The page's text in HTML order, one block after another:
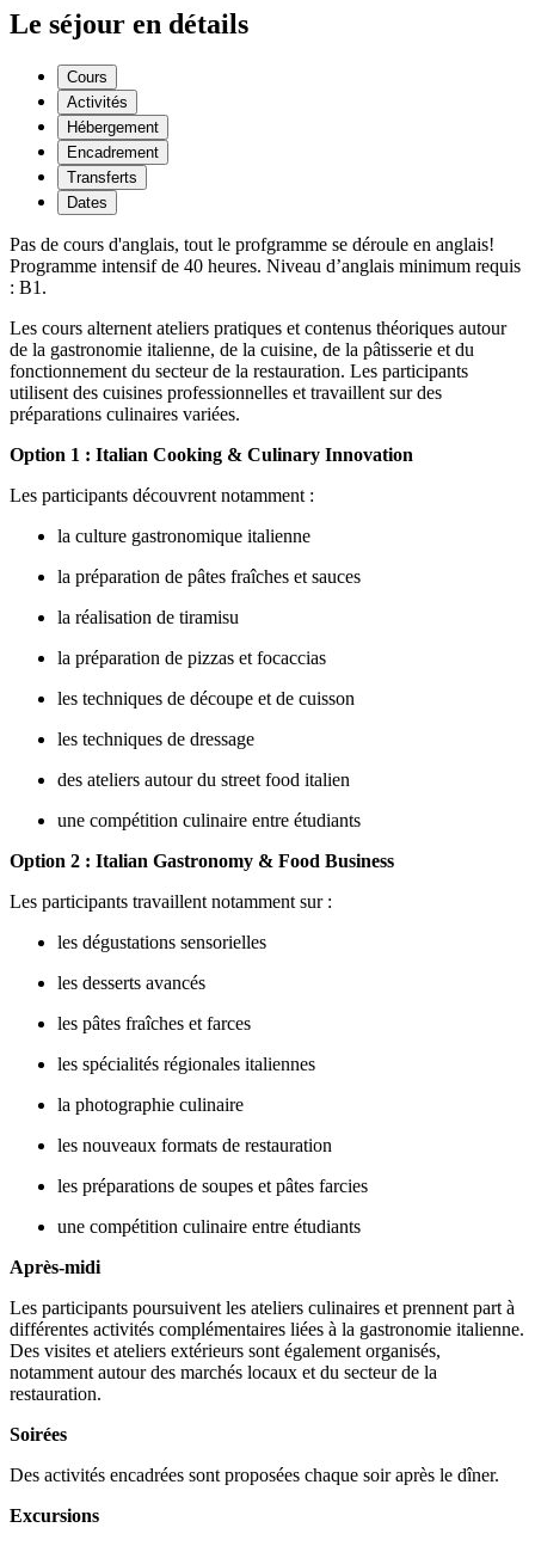
Le séjour en détails
Cours
Activités
Hébergement
Encadrement
Transferts
Dates
Pas de cours d'anglais, tout le profgramme se déroule en anglais!
Programme intensif de 40 heures. Niveau d’anglais minimum requis
: B1.
Les cours alternent ateliers pratiques et contenus théoriques autour
de la gastronomie italienne, de la cuisine, de la pâtisserie et du
fonctionnement du secteur de la restauration. Les participants
utilisent des cuisines professionnelles et travaillent sur des
préparations culinaires variées.
Option 1 : Italian Cooking & Culinary Innovation
Les participants découvrent notamment :
la culture gastronomique italienne
la préparation de pâtes fraîches et sauces
la réalisation de tiramisu
la préparation de pizzas et focaccias
les techniques de découpe et de cuisson
les techniques de dressage
des ateliers autour du street food italien
une compétition culinaire entre étudiants
Option 2 : Italian Gastronomy & Food Business
Les participants travaillent notamment sur :
les dégustations sensorielles
les desserts avancés
les pâtes fraîches et farces
les spécialités régionales italiennes
la photographie culinaire
les nouveaux formats de restauration
les préparations de soupes et pâtes farcies
une compétition culinaire entre étudiants
Après-midi
Les participants poursuivent les ateliers culinaires et prennent part à
différentes activités complémentaires liées à la gastronomie italienne.
Des visites et ateliers extérieurs sont également organisés,
notamment autour des marchés locaux et du secteur de la
restauration.
Soirées
Des activités encadrées sont proposées chaque soir après le dîner.
Excursions